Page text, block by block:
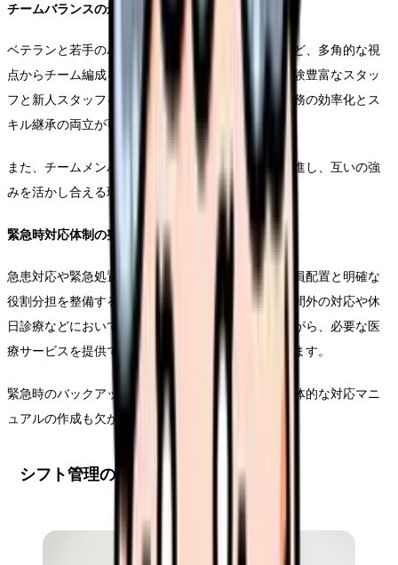
チームバランスの最適化
ベテランと若手のバランス、専門性の組み合わせなど、多角的な視
点からチーム編成を考えることが重要です。特に経験豊富なスタッ
フと新人スタッフを適切に組み合わせることで、業務の効率化とス
キル継承の両立が可能となります。
また、チームメンバー間のコミュニケーションを促進し、互いの強
みを活かし合える環境づくりも大切です。
緊急時対応体制の整備
急患対応や緊急処置が必要な場合に備え、適切な人員配置と明確な
役割分担を整備することが重要です。特に、診療時間外の対応や休
日診療などにおいては、スタッフの負担に配慮しながら、必要な医
療サービスを提供できる体制を構築する必要があります。
緊急時のバックアップ体制や連絡網の整備など、具体的な対応マニ
ュアルの作成も欠かせません。
シフト管理の効率化